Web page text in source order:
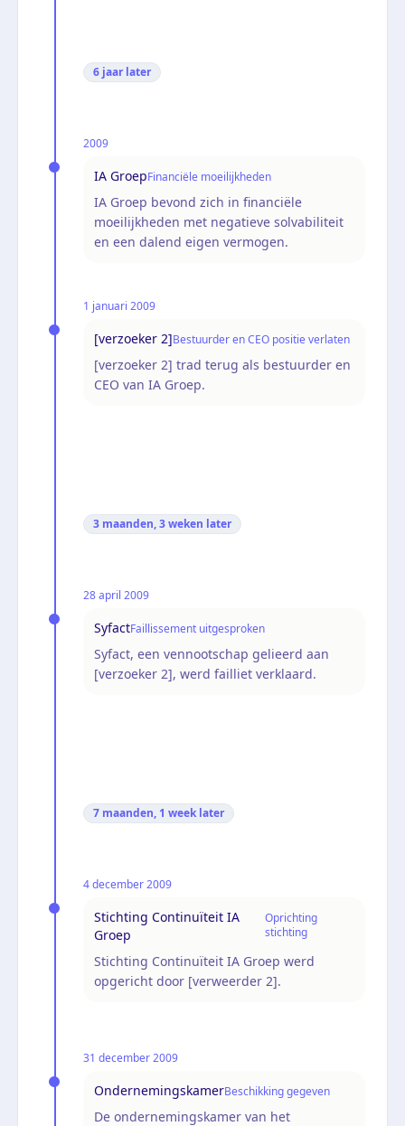
6 jaar later
2009
IA GroepFinanciële moeilijkheden
IA Groep bevond zich in financiële
moeilijkheden met negatieve solvabiliteit
en een dalend eigen vermogen.
1 januari 2009
[verzoeker 2]Bestuurder en CEO positie verlaten
[verzoeker 2] trad terug als bestuurder en
CEO van IA Groep.
3 maanden, 3 weken later
28 april 2009
SyfactFaillissement uitgesproken
Syfact, een vennootschap gelieerd aan
[verzoeker 2], werd failliet verklaard.
7 maanden, 1 week later
4 december 2009
Stichting Continuïteit IA
Groep
Oprichting
stichting
Stichting Continuïteit IA Groep werd
opgericht door [verweerder 2].
31 december 2009
OndernemingskamerBeschikking gegeven
De ondernemingskamer van het